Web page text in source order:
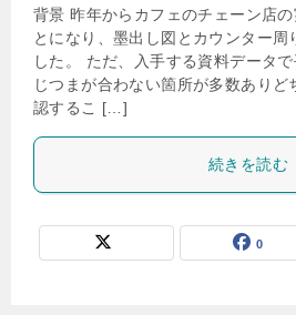
背景 昨年からカフェのチェーン店
とになり、墨出し図とカウンター周
した。 ただ、入手する資料データ
じつまが合わない箇所が多数あり
認するこ […]
続きを読む
0